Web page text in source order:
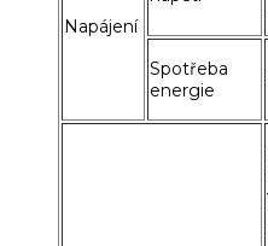
Napájení
Spotřeba
energie